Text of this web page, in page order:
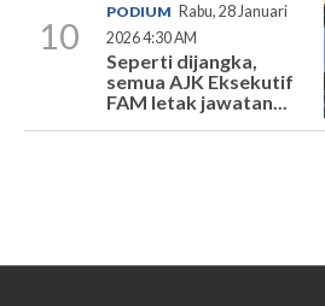
10
PODIUM Rabu, 28 Januari
2026 4:30 AM
Seperti dijangka,
semua AJK Eksekutif
FAM letak jawatan...